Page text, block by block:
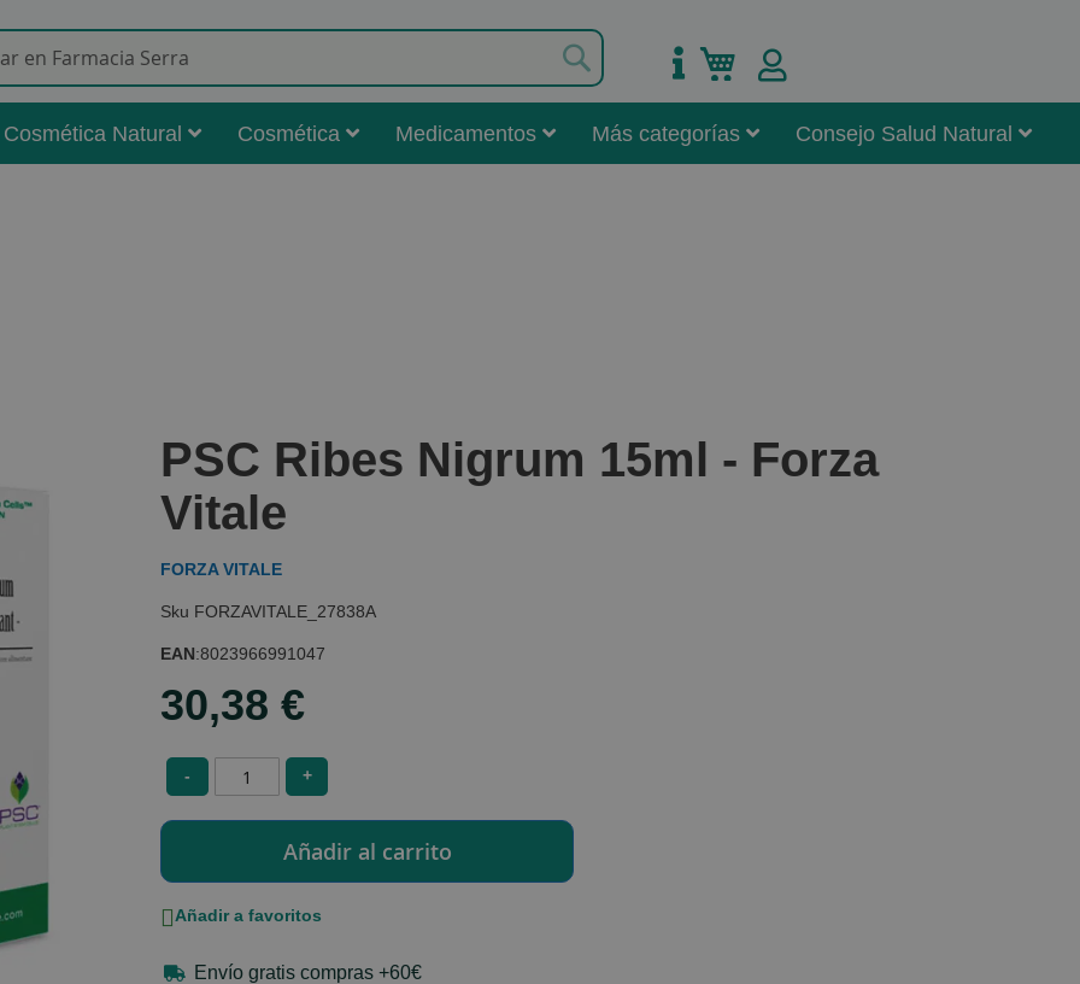
Mi carrito
Cosmética Natural Cosmética Medicamentos Más categorías Consejo Salud Natural
PSC Ribes Nigrum 15ml - Forza
Vitale
FORZA VITALE
FORZAVITALE_27838A
EAN:8023966991047
30,38 €
- +
Añadir a favoritos
Envío gratis compras +60€